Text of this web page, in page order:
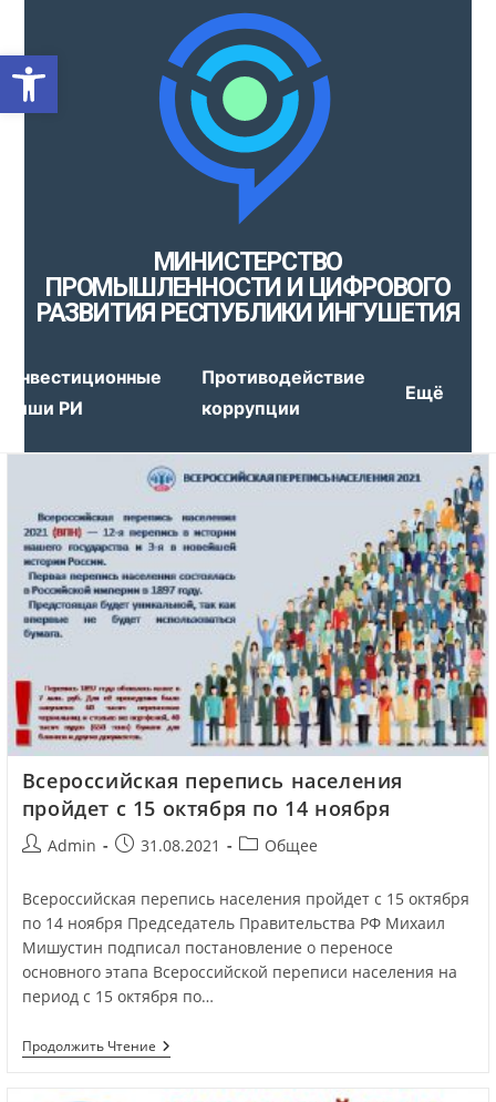
Открыть панель
МИНИСТЕРСТВО
ПРОМЫШЛЕННОСТИ И ЦИФРОВОГО
РАЗВИТИЯ РЕСПУБЛИКИ ИНГУШЕТИЯ
Инвестиционные
ниши РИ
Противодействие
коррупции
Ещё
Всероссийская перепись населения
пройдет с 15 октября по 14 ноября
Admin 31.08.2021 Общее
Всероссийская перепись населения пройдет с 15 октября
по 14 ноября Председатель Правительства РФ Михаил
Мишустин подписал постановление о переносе
основного этапа Всероссийской переписи населения на
период с 15 октября по…
Продолжить Чтение